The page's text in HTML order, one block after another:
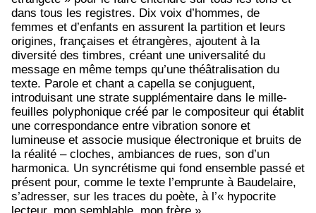
dans tous les registres. Dix voix d’hommes, de
femmes et d’enfants en assurent la partition et leurs
origines, françaises et étrangères, ajoutent à la
diversité des timbres, créant une universalité du
message en même temps qu’une théâtralisation du
texte. Parole et chant a capella se conjuguent,
introduisant une strate supplémentaire dans le mille-
feuilles polyphonique créé par le compositeur qui établit
une correspondance entre vibration sonore et
lumineuse et associe musique électronique et bruits de
la réalité – cloches, ambiances de rues, son d’un
harmonica. Un syncrétisme qui fond ensemble passé et
présent pour, comme le texte l’emprunte à Baudelaire,
s’adresser, sur les traces du poète, à l’« hypocrite